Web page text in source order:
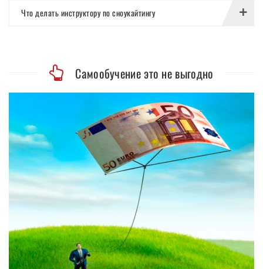
Что делать инструктору по сноукайтингу
Самообучение это не выгодно